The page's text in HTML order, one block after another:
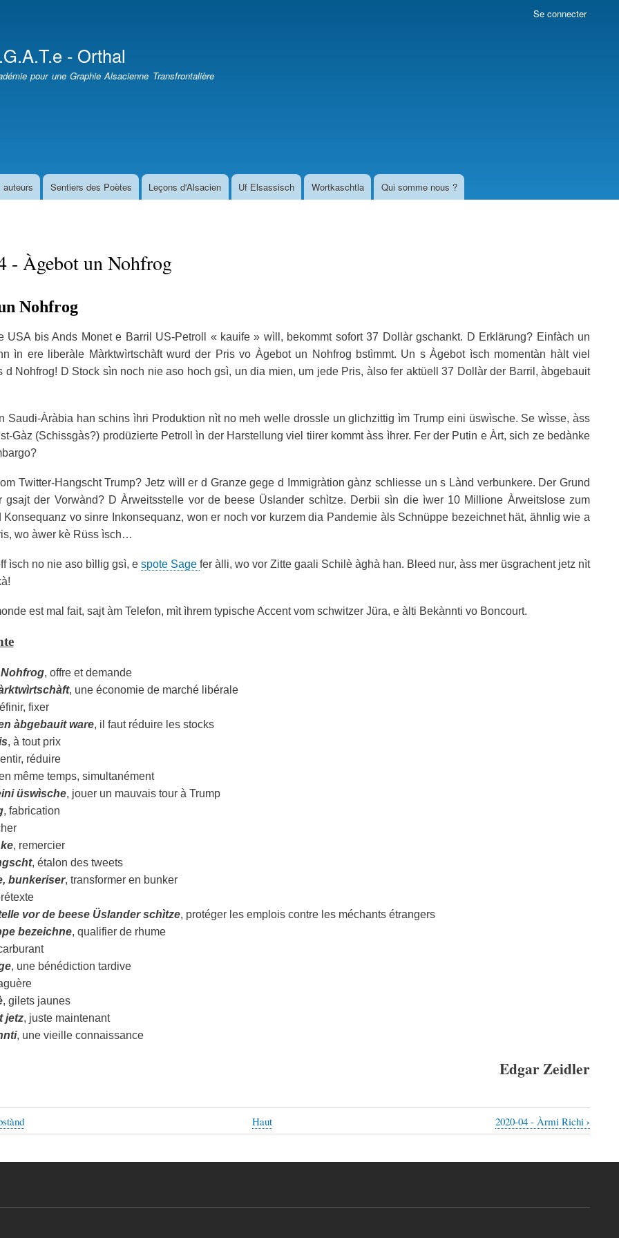
Se connecter
- Orthal
pour une Graphie Alsacienne Transfrontalière
auteurs Sentiers des Poètes Leçons d'Alsacien Uf Elsassisch Wortkaschtla Qui somme nous ?
- Àgebot un Nohfrog
Nohfrog
USA bis Ands Monet e Barril US-Petroll « kauife » wìll, bekommt sofort 37 Dollàr gschankt. D Erklärung? Einfàch un
ìn ere liberàle Màrktwìrtschàft wurd der Pris vo Àgebot un Nohfrog bstìmmt. Un s Àgebot ìsch momentàn hàlt viel
d Nohfrog! D Stock sìn noch nie aso hoch gsì, un dia mien, um jede Pris, àlso fer aktüell 37 Dollàr der Barril, àbgebauit
Saudi-Àràbia han schins ìhri Produktion nìt no meh welle drossle un glichzittig ìm Trump eini üswìsche. Se wìsse, àss
Gàz (Schissgàs?) prodüzierte Petroll ìn der Harstellung viel tiirer kommt àss ìhrer. Fer der Putin e Àrt, sich ze bedànke
Twitter-Hangscht Trump? Jetz wìll er d Granze gege d Immigràtion gànz schliesse un s Lànd verbunkere. Der Grund
gsajt der Vorwànd? D Àrweitsstelle vor de beese Üslander schìtze. Derbii sìn die ìwer 10 Millione Àrweitslose zum
Konsequanz vo sinre Inkonsequanz, won er noch vor kurzem dia Pandemie àls Schnüppe bezeichnet hät, ähnlig wie a
wo àwer kè Rüss ìsch…
ìsch no nie aso bìllig gsì, e spote Sage fer àlli, wo vor Zitte gaali Schilè àghà han. Bleed nur, àss mer üsgrachent jetz nìt
est mal fait, sajt àm Telefon, mìt ìhrem typische Accent vom schwitzer Jüra, e àlti Bekànnti vo Boncourt.
, offre et demande
, une économie de marché libérale
fixer
àbgebauit ware, il faut réduire les stocks
, à tout prix
réduire
même temps, simultanément
üswìsche, jouer un mauvais tour à Trump
, fabrication
, remercier
, étalon des tweets
bunkeriser, transformer en bunker
vor de beese Üslander schìtze, protéger les emplois contre les méchants étrangers
bezeichne, qualifier de rhume
, une bénédiction tardive
, gilets jaunes
jetz, juste maintenant
, une vieille connaissance
Edgar Zeidler
Haut 2020-04 - Àrmi Richi ›